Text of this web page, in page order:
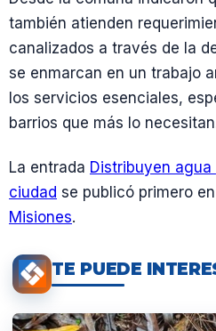
también atienden
canalizados a través de la
se enmarcan en un trabajo
los servicios esenciales,
barrios que más lo
La entrada Distribuyen
ciudad se publicó primero en
Misiones.
TE PUEDE